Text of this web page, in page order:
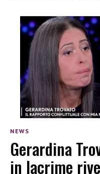
NEWS
Gerardina
in lacrime